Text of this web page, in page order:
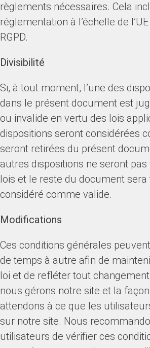
règlements nécessaires. Cela
réglementation à l’échelle de
RGPD.
Divisibilité
Si, à tout moment, l’une des
dans le présent document est
ou invalide en vertu des lois
dispositions seront considérées
seront retirées du présent
autres dispositions ne seront
lois et le reste du document
considéré comme valide.
Modifications
Ces conditions générales
de temps à autre afin de
loi et de refléter tout
nous gérons notre site et la
attendons à ce que les
sur notre site. Nous
utilisateurs de vérifier ces